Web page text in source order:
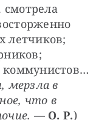
летчиков;
коммунистов…
мерзла в
что в
— О. Р.)